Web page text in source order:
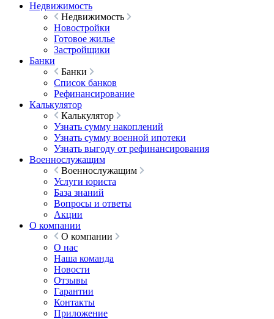
Недвижимость
Недвижимость
Новостройки
Готовое жилье
Застройщики
Банки
Банки
Список банков
Рефинансирование
Калькулятор
Калькулятор
Узнать сумму накоплений
Узнать сумму военной ипотеки
Узнать выгоду от рефинансирования
Военнослужащим
Военнослужащим
Услуги юриста
База знаний
Вопросы и ответы
Акции
О компании
О компании
О нас
Наша команда
Новости
Отзывы
Гарантии
Контакты
Приложение